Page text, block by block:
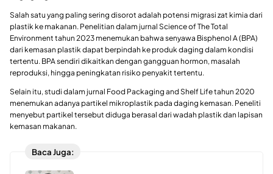
Salah satu yang paling sering disorot adalah potensi migrasi zat kimia dari
plastik ke makanan. Penelitian dalam jurnal Science of The Total
Environment tahun 2023 menemukan bahwa senyawa Bisphenol A (BPA)
dari kemasan plastik dapat berpindah ke produk daging dalam kondisi
tertentu. BPA sendiri dikaitkan dengan gangguan hormon, masalah
reproduksi, hingga peningkatan risiko penyakit tertentu.
Selain itu, studi dalam jurnal Food Packaging and Shelf Lifetahun 2020
menemukan adanya partikel mikroplastik pada daging kemasan. Peneliti
menyebut partikel tersebut diduga berasal dari wadah plastik dan lapisan
kemasan makanan.
Baca Juga: